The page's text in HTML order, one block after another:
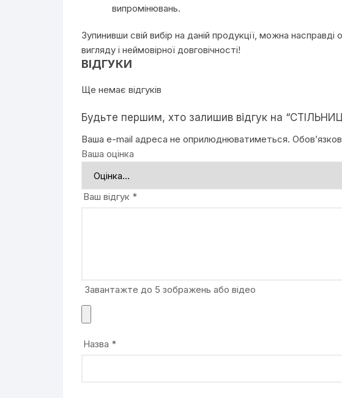
випромінювань.
Зупинивши свій вибір на даній продукції, можна
вигляду і неймовірної довговічності!
ВІДГУКИ
Ще немає відгуків
Будьте першим, хто залишив відгук на
Ваша e-mail адреса не оприлюднюватиметься.
Ваша оцінка
Ваш відгук *
Завантажте до 5 зображень або відео
Назва *